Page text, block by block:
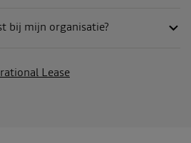
bij mijn organisatie?
Lease